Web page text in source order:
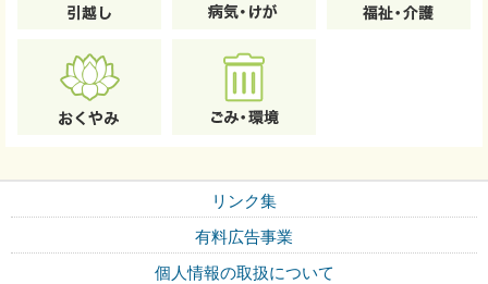
リンク集
有料広告事業
個人情報の取扱について